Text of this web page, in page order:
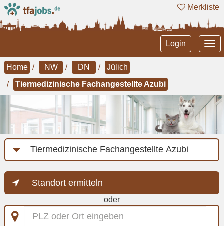
Merkliste
Login
Home NW DN
Jülich
Tiermedizinische Fachangestellte Azubi
Job-
Kategorie
Standort ermitteln
oder
PLZ
oder